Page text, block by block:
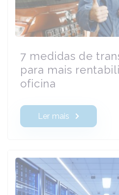
7 medidas de
para mais
oficina
Ler mais